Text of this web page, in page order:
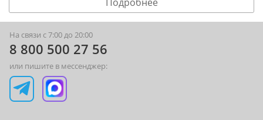
На связи с 7:00 до 20:00
8 800 500 27 56
или пишите в мессенджер: